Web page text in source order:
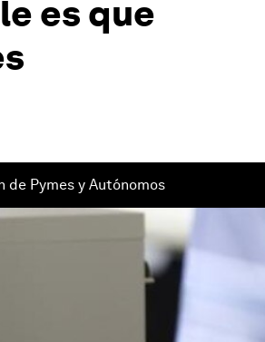
es que
de Pymes y Autónomos